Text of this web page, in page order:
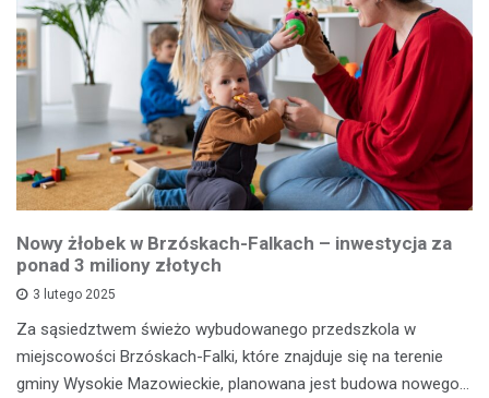
Nowy żłobek w Brzóskach-Falkach – inwestycja za
ponad 3 miliony złotych
3 lutego 2025
Za sąsiedztwem świeżo wybudowanego przedszkola w
miejscowości Brzóskach-Falki, które znajduje się na terenie
gminy Wysokie Mazowieckie, planowana jest budowa nowego…